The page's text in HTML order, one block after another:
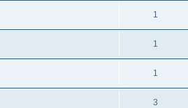
1
1
1
3